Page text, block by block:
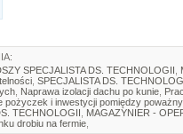
SPECJALISTA DS. TECHNOLOGII
SPECJALISTA DS.
Naprawa izolacji dachu po kunie
pożyczek i inwestycji pomiędzy
TECHNOLOGII
MAGAZYNIER -
drobiu na fermie